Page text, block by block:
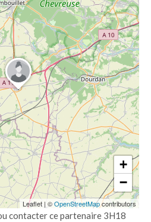
+
−
Leaflet | ©OpenStreetMapcontributors
contacter ce partenaire 3H18